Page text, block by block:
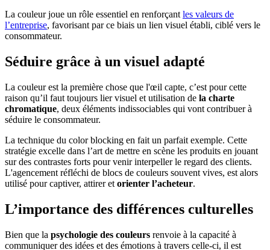
La couleur joue un rôle essentiel en renforçant les valeurs de
l’entreprise, favorisant par ce biais un lien visuel établi, ciblé vers le
consommateur.
Séduire grâce à un visuel adapté
La couleur est la première chose que l'œil capte, c’est pour cette
raison qu’il faut toujours lier visuel et utilisation de la charte
chromatique, deux éléments indissociables qui vont contribuer à
séduire le consommateur.
La technique du color blocking en fait un parfait exemple. Cette
stratégie excelle dans l’art de mettre en scène les produits en jouant
sur des contrastes forts pour venir interpeller le regard des clients.
L'agencement réfléchi de blocs de couleurs souvent vives, est alors
utilisé pour captiver, attirer et orienter l’acheteur.
L’importance des différences culturelles
Bien que la psychologie des couleurs renvoie à la capacité à
communiquer des idées et des émotions à travers celle-ci, il est